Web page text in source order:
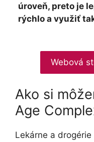
úroveň, preto je
rýchlo a využiť
Webová
Ako si
Age
Lekárne a